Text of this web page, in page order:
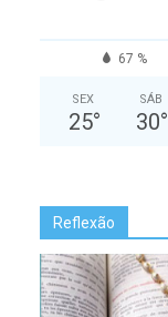
67 %
SEX
25°
SÁB
30°
Reflexão